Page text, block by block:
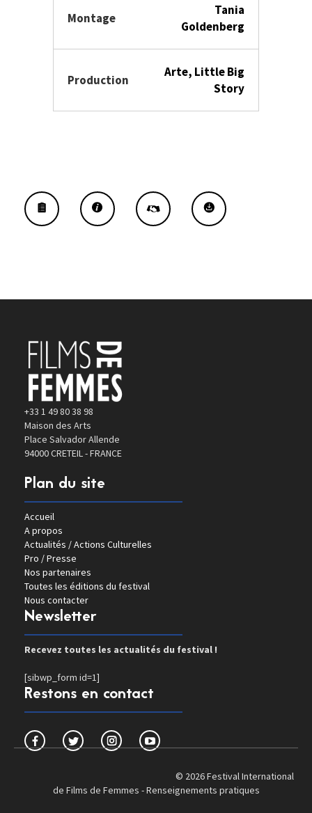
Montage
Tania
Goldenberg
Production
Arte, Little Big
Story
+33 1 49 80 38 98
Maison des Arts
Place Salvador Allende
94000 CRETEIL - FRANCE
Plan du site
Accueil
A propos
Actualités / Actions Culturelles
Pro / Presse
Nos partenaires
Toutes les éditions du festival
Nous contacter
Newsletter
Recevez toutes les actualités du festival !
[sibwp_form id=1]
Restons en contact
© 2026 Festival International
de Films de Femmes -Renseignements pratiques